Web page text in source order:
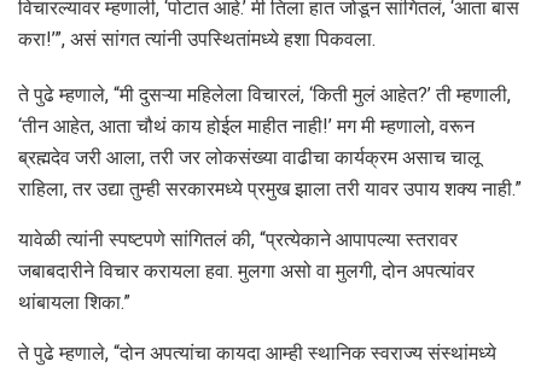
विचारल्यावर म्हणाली, ‘पोटात आहे.’ मी तिला हात जोडून सांगितलं, ‘आता बास
करा!’”, असं सांगत त्यांनी उपस्थितांमध्ये हशा पिकवला.
ते पुढे म्हणाले, “मी दुसऱ्या महिलेला विचारलं, ‘किती मुलं आहेत?’ ती म्हणाली,
‘तीन आहेत, आता चौथं काय होईल माहीत नाही!’ मग मी म्हणालो, वरून
ब्रह्मदेव जरी आला, तरी जर लोकसंख्या वाढीचा कार्यक्रम असाच चालू
राहिला, तर उद्या तुम्ही सरकारमध्ये प्रमुख झाला तरी यावर उपाय शक्य नाही.”
यावेळी त्यांनी स्पष्टपणे सांगितलं की, “प्रत्येकाने आपापल्या स्तरावर
जबाबदारीने विचार करायला हवा. मुलगा असो वा मुलगी, दोन अपत्यांवर
थांबायला शिका.”
ते पुढे म्हणाले, “दोन अपत्यांचा कायदा आम्ही स्थानिक स्वराज्य संस्थांमध्ये